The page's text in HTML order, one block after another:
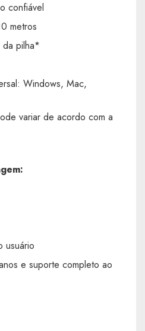
confiável
metros
da pilha*
Windows, Mac,
variar de acordo com a
usuário
e suporte completo ao